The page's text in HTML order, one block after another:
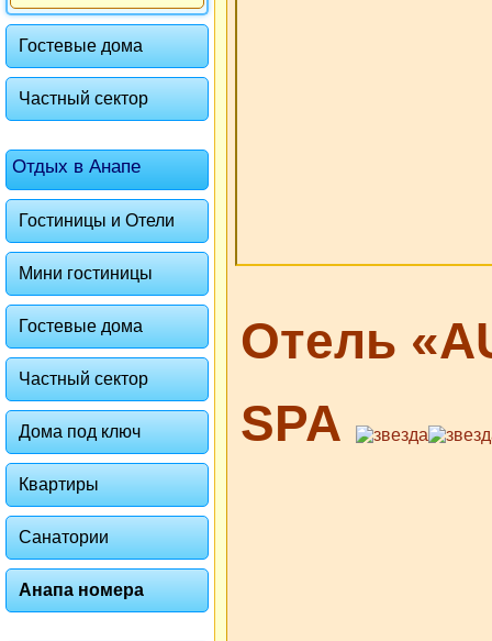
Гостевые дома
Частный сектор
Отдых в Анапе
Гостиницы и Отели
Мини гостиницы
Гостевые дома
Частный сектор
Дома под ключ
Квартиры
Санатории
Анапа номера
Отель
SPA